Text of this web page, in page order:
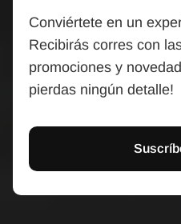
Conviértete en un
Recibirás corres con
promociones y
pierdas ningún detalle!